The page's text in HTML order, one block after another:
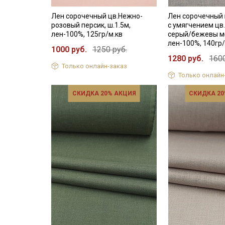
Лен сорочечный цв.Нежно-
розовый персик, ш.1.5м,
лен-100%, 125гр/м.кв
1000 руб. 1250 руб.
Только онлайн-заказ
Лен сорочечный
с умягчением
серый/бежевы
лен-100%,
1280 руб.
Только
СКИДКА 20% АКЦИЯ СКИДКА